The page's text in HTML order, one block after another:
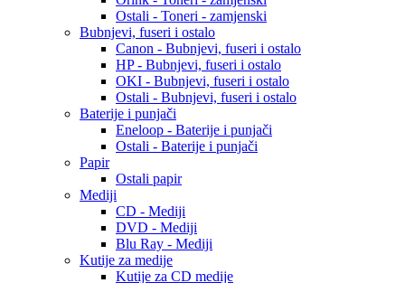
Ostali - Toneri - zamjenski
Bubnjevi, fuseri i ostalo
Canon - Bubnjevi, fuseri i ostalo
HP - Bubnjevi, fuseri i ostalo
OKI - Bubnjevi, fuseri i ostalo
Ostali - Bubnjevi, fuseri i ostalo
Baterije i punjači
Eneloop - Baterije i punjači
Ostali - Baterije i punjači
Papir
Ostali papir
Mediji
CD - Mediji
DVD - Mediji
Blu Ray - Mediji
Kutije za medije
Kutije za CD medije